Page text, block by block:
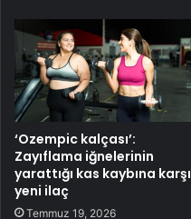
‘Ozempic kalçası’:
Zayıflama iğnelerinin
yarattığı kas kaybına karşı
yeni ilaç
Temmuz 19, 2026